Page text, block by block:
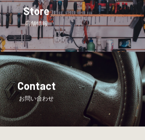
Store
店舗情報
Contact
お問い合わせ